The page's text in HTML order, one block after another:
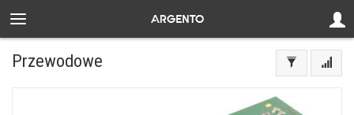
Przewodowe